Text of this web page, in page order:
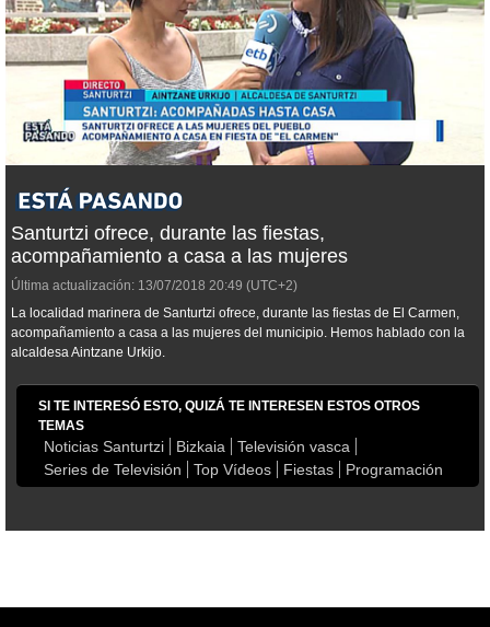
Santurtzi ofrece, durante las fiestas,
acompañamiento a casa a las mujeres
Última actualización: 13/07/2018 20:49 (UTC+2)
La localidad marinera de Santurtzi ofrece, durante las fiestas de El Carmen,
acompañamiento a casa a las mujeres del municipio. Hemos hablado con la
alcaldesa Aintzane Urkijo.
SI TE INTERESÓ ESTO, QUIZÁ TE INTERESEN ESTOS OTROS
TEMAS
Noticias Santurtzi Bizkaia
Televisión vasca
Series de Televisión
Top Vídeos Fiestas Programación